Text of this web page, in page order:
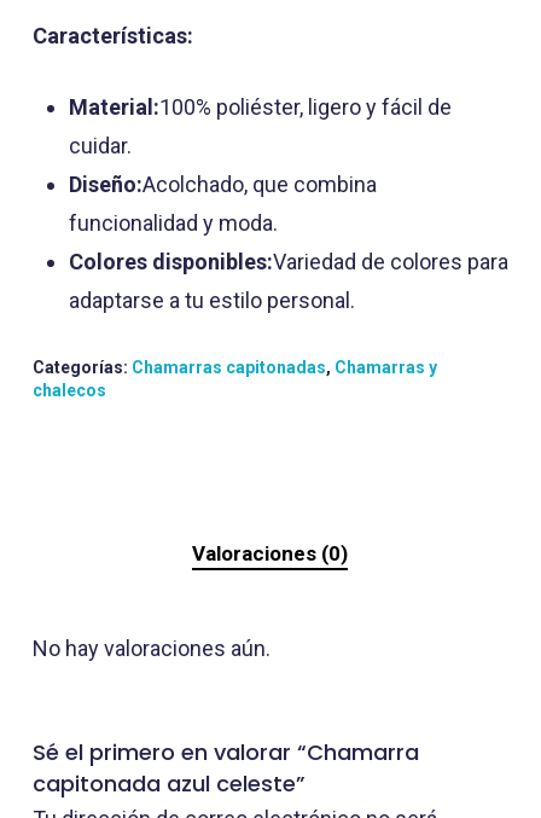
Características:
Material:100% poliéster, ligero y fácil de
cuidar.
Diseño:Acolchado, que combina
funcionalidad y moda.
Colores disponibles:Variedad de colores para
adaptarse a tu estilo personal.
Categorías: Chamarras capitonadas, Chamarras y
chalecos
Valoraciones (0)
No hay valoraciones aún.
Sé el primero en valorar “Chamarra
capitonada azul celeste”